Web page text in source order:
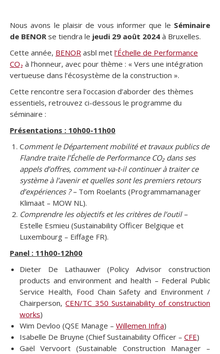
Nous avons le plaisir de vous informer que le Séminaire
de BENORse tiendra le jeudi 29 août 2024 à Bruxelles.
Cette année, BENOR asbl met l’Échelle de Performance
CO₂ à l’honneur, avec pour thème : « Vers une intégration
vertueuse dans l’écosystème de la construction ».
Cette rencontre sera l’occasion d’aborder des thèmes
essentiels, retrouvez ci-dessous le programme du
séminaire :
Présentations : 10h00-11h00
Comment le Département mobilité et travaux publics de
Flandre traite l’Échelle de Performance CO₂ dans ses
appels d’offres, comment va-t-il continuer à traiter ce
système à l’avenir et quelles sont les premiers retours
d’expériences ? – Tom Roelants (Programmamanager
Klimaat – MOW NL).
Comprendre les objectifs et les critères de l’outil –
Estelle Esmieu (Sustainability Officer Belgique et
Luxembourg – Eiffage FR).
Panel : 11h00-12h00
Dieter De Lathauwer (Policy Advisor construction
products and environment and health – Federal Public
Service Health, Food Chain Safety and Environment /
Chairperson,CEN/TC 350 Sustainability of construction
works)
Wim Devloo (QSE Manage – Willemen Infra)
Isabelle De Bruyne (Chief Sustainability Officer – CFE)
Gaël Vervoort (Sustainable Construction Manager –